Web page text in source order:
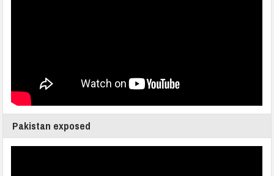
Pakistan exposed